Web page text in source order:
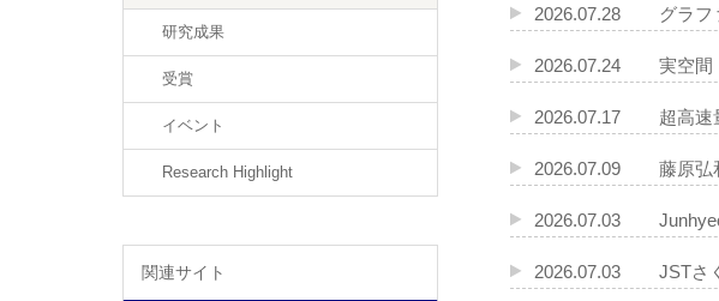
研究成果
受賞
イベント
Research Highlight
関連サイト
2026.07.28 グラフ
2026.07.24 実空間
2026.07.17 超高速
2026.07.09 藤原弘
2026.07.03
2026.07.03 JSTさ